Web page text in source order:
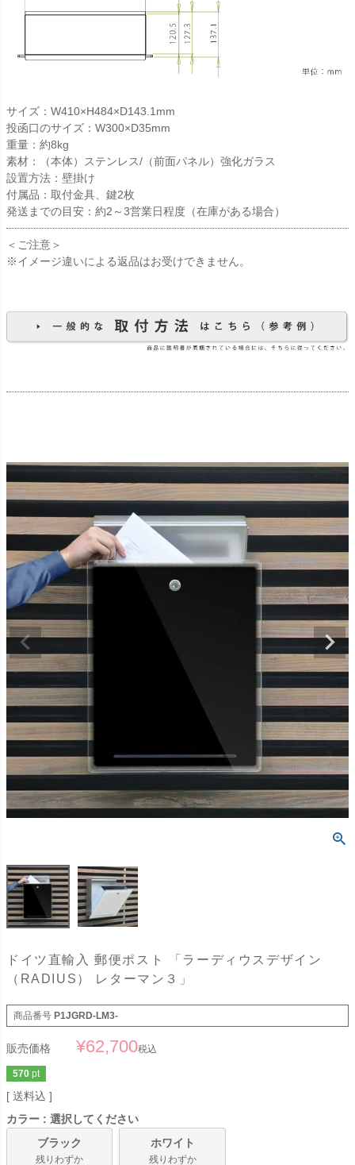
サイズ：W410×H484×D143.1mm
投函口のサイズ：W300×D35mm
重量：約8kg
素材：（本体）ステンレス/（前面パネル）強化ガラス
設置方法：壁掛け
付属品：取付金具、鍵2枚
発送までの目安：約2～3営業日程度（在庫がある場合）
＜ご注意＞
※イメージ違いによる返品はお受けできません。
ドイツ直輸入 郵便ポスト 「ラーディウスデザイン
（RADIUS） レターマン３」
商品番号 P1JGRD-LM3-
販売価格 ¥62,700税込
570 pt
送料込
カラー
選択してください
ブラック
残りわずか
ホワイト
残りわずか